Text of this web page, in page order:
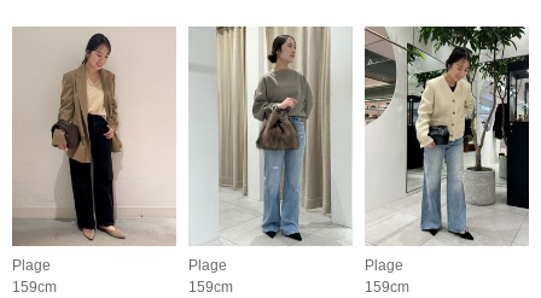
Plage
159cm
Plage
159cm
Plage
159cm